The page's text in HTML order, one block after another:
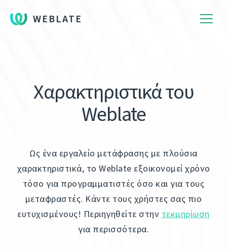
WEBLATE
Χαρακτηριστικά του
Weblate
Ως ένα εργαλείο μετάφρασης με πλούσια
χαρακτηριστικά, το Weblate εξοικονομεί χρόνο
τόσο για προγραμματιστές όσο και για τους
μεταφραστές. Κάντε τους χρήστες σας πιο
ευτυχισμένους! Περιηγηθείτε στην τεκμηρίωση
για περισσότερα.